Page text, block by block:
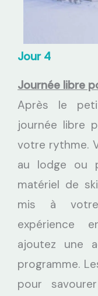
Jour 4
Journée libre
Après le
journée libre
votre rythme.
au lodge ou
matériel de
mis à
expérience
ajoutez une
programme.
pour